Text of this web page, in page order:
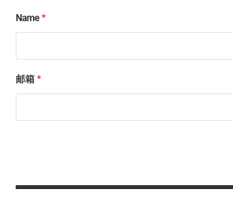
Name*
邮箱 *